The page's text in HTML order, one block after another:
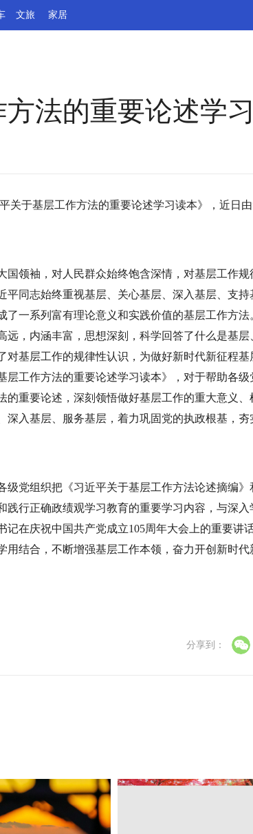
文旅 家居
方法的重要论述学
关于基层工作方法的重要论述学习读本》，近日
领袖，对人民群众始终饱含深情，对基层工作规
同志始终重视基层、关心基层、深入基层、支持
一系列富有理论意义和实践价值的基层工作方法
，内涵丰富，思想深刻，科学回答了什么是基层
基层工作的规律性认识，为做好新时代新征程基
工作方法的重要论述学习读本》，对于帮助各级
重要论述，深刻领悟做好基层工作的重大意义、
入基层、服务基层，着力巩固党的执政根基，夯
党组织把《习近平关于基层工作方法论述摘编》
行正确政绩观学习教育的重要学习内容，与深入
在庆祝中国共产党成立105周年大会上的重要讲
结合，不断增强基层工作本领，奋力开创新时代
分享到：